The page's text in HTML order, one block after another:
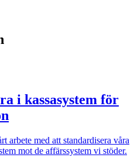
i kassasystem för
arbete med att standardisera våra
mot de affärssystem vi stöder.